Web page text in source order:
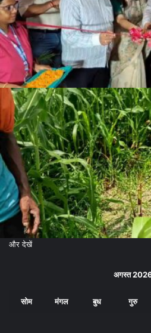
और देखें
अगस्त
सोम मंगल बुध गुरु